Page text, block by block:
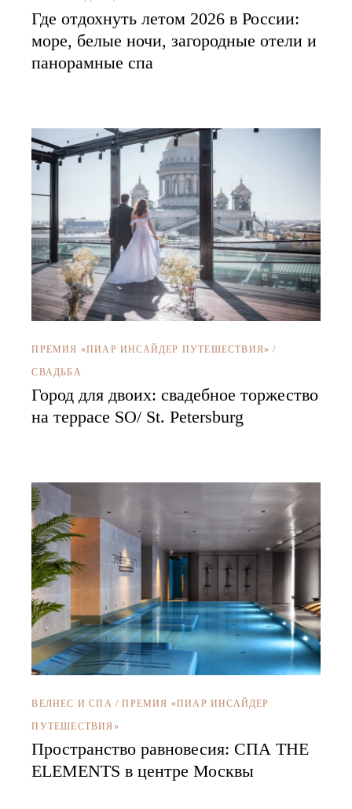
Где отдохнуть летом 2026 в России:
море, белые ночи, загородные отели и
панорамные спа
ПРЕМИЯ «ПИАР ИНСАЙДЕР ПУТЕШЕСТВИЯ» /
СВАДЬБА
Город для двоих: свадебное торжество
на террасе SO/ St. Petersburg
ВЕЛНЕС И СПА /ПРЕМИЯ «ПИАР ИНСАЙДЕР
ПУТЕШЕСТВИЯ»
Пространство равновесия: СПА THE
ELEMENTS в центре Москвы